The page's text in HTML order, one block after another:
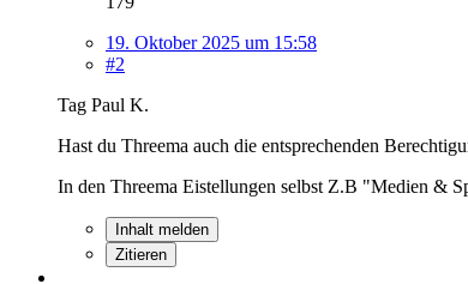
19. Oktober 2025 um 15:58
#2
Tag Paul K.
Hast du Threema auch die entsprechenden
In den Threema Eistellungen selbst Z.B "Medien &
Inhalt melden
Zitieren